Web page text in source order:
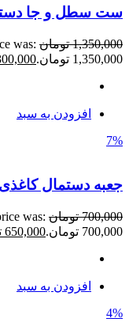
ست سطل و جا
1,350,000 تومان was:
1,350,000 تومان.
افزودن به سبد
7%
جعبه دستمال
700,000 تومان was:
700,000 تومان.
650,000
افزودن به سبد
4%